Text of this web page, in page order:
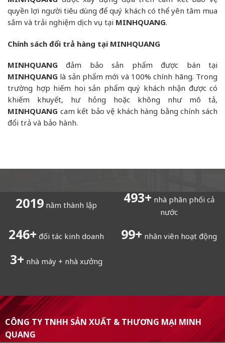
quyền lợi người tiêu dùng để quý khách có thể yên tâm mua
sắm và trải nghiệm dịch vụ tại MINHQUANG.
Chính sách đổi trả hàng tại MINHQUANG
MINHQUANG đảm bảo sản phẩm được bán tại
MINHQUANG là sản phẩm mới và 100% chính hãng. Trong
trường hợp hiếm hoi sản phẩm quý khách nhận được có
khiếm khuyết, hư hỏng hoặc không như mô tả,
MINHQUANG cam kết bảo vệ khách hàng bằng chính sách
đổi trả và bảo hành.
2019 năm thành lập 496+ nhà phân phối cả
nước
248+ đối tác kinh doanh 99+ nhân viên hoạt động
3+ nhà máy + nhà xưởng
CÔNG TY TNHH SẢN XUẤT & THƯƠNG MẠI MINH
QUANG